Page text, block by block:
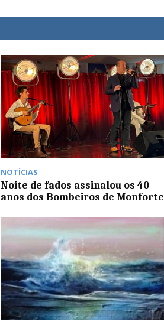
NOTÍCIAS
Noite de fados assinalou os 40
anos dos Bombeiros de Monforte